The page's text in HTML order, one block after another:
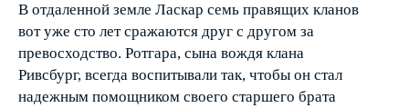
В отдаленной земле Ласкар семь правящих кланов
вот уже сто лет сражаются друг с другом за
превосходство. Ротгара, сына вождя клана
Ривсбург, всегда воспитывали так, чтобы он стал
надежным помощником своего старшего брата